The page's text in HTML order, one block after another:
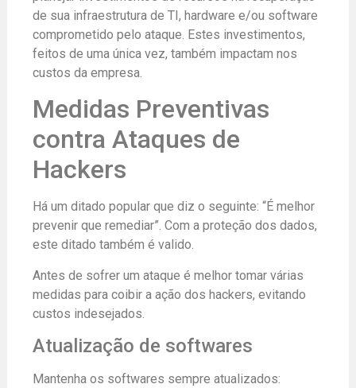
de sua infraestrutura de TI, hardware e/ou software
comprometido pelo ataque. Estes investimentos,
feitos de uma única vez, também impactam nos
custos da empresa.
Medidas Preventivas
contra Ataques de
Hackers
Há um ditado popular que diz o seguinte: “É melhor
prevenir que remediar”. Com a proteção dos dados,
este ditado também é valido.
Antes de sofrer um ataque é melhor tomar várias
medidas para coibir a ação dos hackers, evitando
custos indesejados.
Atualização de softwares
Mantenha os softwares sempre atualizados: